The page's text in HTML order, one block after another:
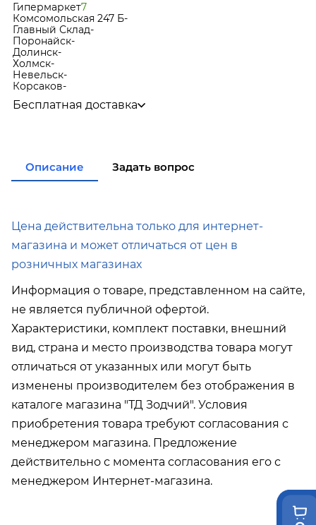
Гипермаркет7
Комсомольская 247 Б-
Главный Склад-
Поронайск-
Долинск-
Холмск-
Невельск-
Корсаков-
Бесплатная доставка
Подробнее об условиях доставки
Описание Задать вопрос
Цена действительна только для интернет-
магазина и может отличаться от цен в
розничных магазинах
Информация о товаре, представленном на сайте,
не является публичной офертой.
Характеристики, комплект поставки, внешний
вид, страна и место производства товара могут
отличаться от указанных или могут быть
изменены производителем без отображения в
каталоге магазина "ТД Зодчий". Условия
приобретения товара требуют согласования с
менеджером магазина. Предложение
действительно с момента согласования его с
менеджером Интернет-магазина.